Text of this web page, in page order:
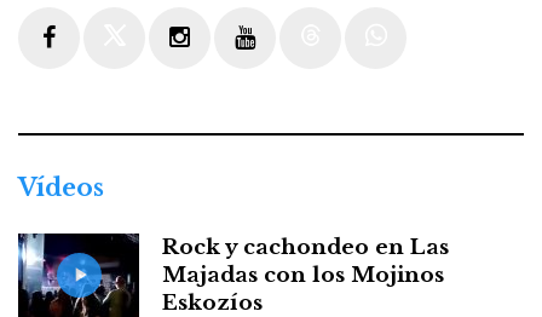
Vídeos
Rock y cachondeo en Las
Majadas con los Mojinos
Eskozíos